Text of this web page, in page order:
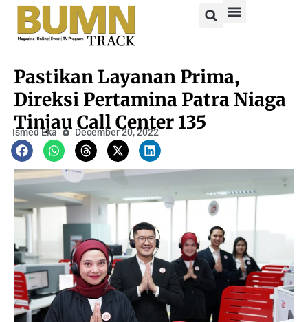
Pastikan Layanan Prima,
Direksi Pertamina Patra Niaga
Tinjau Call Center 135
Ismed Eka December 20, 2022